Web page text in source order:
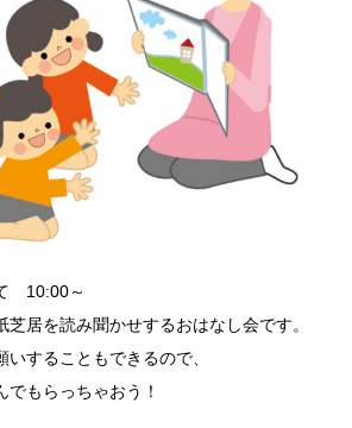
10:00～
芝居を読み聞かせするおはなし会です。
することもできるので、
でもらっちゃおう！